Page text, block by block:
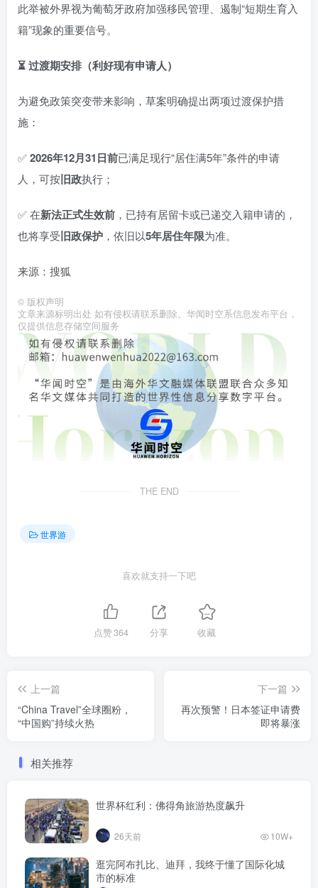
此举被外界视为葡萄牙政府加强移民管理、遏制“短期生育入
籍”现象的重要信号。
⏳ 过渡期安排（利好现有申请人）
为避免政策突变带来影响，草案明确提出两项过渡保护措
施：
✅2026年12月31日前已满足现行“居住满5年”条件的申请
人，可按旧政执行；
✅ 在新法正式生效前 ，已持有居留卡或已递交入籍申请的，
也将享受旧政保护 ，依旧以5年居住年限为准。
来源：搜狐
© 版权声明
文章来源标明出处 如有侵权请联系删除。华闻时空系信息发布平台，
仅提供信息存储空间服务
THE END
世界游
喜欢就支持一下吧
点赞364 分享 收藏
上一篇
“China Travel”全球圈粉，
“中国购”持续火热
下一篇
再次预警！日本签证申请费
即将暴涨
相关推荐
世界杯红利：佛得角旅游热度飙升
26天前 10W+
逛完阿布扎比、迪拜，我终于懂了国际化城
市的标准